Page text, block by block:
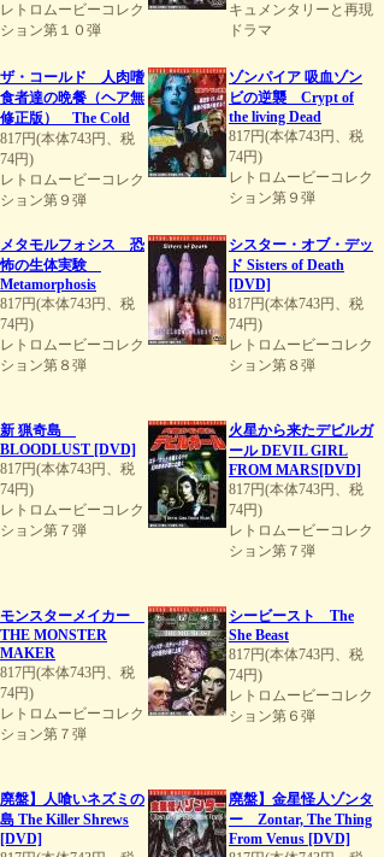
レトロムービーコレク
ション第１０弾
キュメンタリーと再現
ドラマ
ザ・コールド 人肉嗜
食者達の晩餐（ヘア無
修正版） The Cold
817円(本体743円、税
74円)
レトロムービーコレク
ション第９弾
ゾンパイア 吸血ゾン
ビの逆襲 Crypt of
the living Dead
817円(本体743円、税
74円)
レトロムービーコレク
ション第９弾
メタモルフォシス 恐
怖の生体実験
Metamorphosis
817円(本体743円、税
74円)
レトロムービーコレク
ション第８弾
シスター・オブ・デッ
ド Sisters of Death
[DVD]
817円(本体743円、税
74円)
レトロムービーコレク
ション第８弾
新 猟奇島
BLOODLUST [DVD]
817円(本体743円、税
74円)
レトロムービーコレク
ション第７弾
火星から来たデビルガ
ール DEVIL GIRL
FROM MARS[DVD]
817円(本体743円、税
74円)
レトロムービーコレク
ション第７弾
モンスターメイカー
THE MONSTER
MAKER
817円(本体743円、税
74円)
レトロムービーコレク
ション第７弾
シービースト The
She Beast
817円(本体743円、税
74円)
レトロムービーコレク
ション第６弾
廃盤】人喰いネズミの
島 The Killer Shrews
[DVD]
廃盤】金星怪人ゾンタ
ー Zontar, The Thing
From Venus [DVD]